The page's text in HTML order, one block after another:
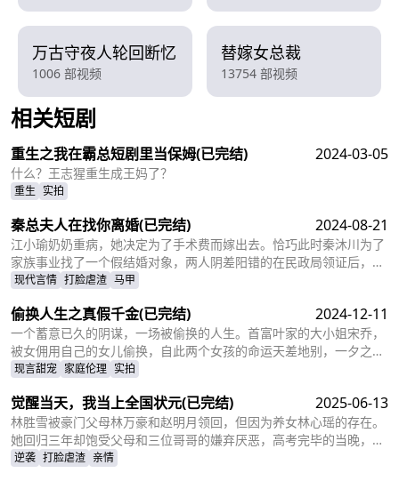
万古守夜人轮回断忆
1006 部视频
替嫁女总裁
13754 部视频
相关短剧
重生之我在霸总短剧里当保姆(已完结) 2024-03-05
什么？王志猩重生成王妈了？
重生 实拍
秦总夫人在找你离婚(已完结) 2024-08-21
江小瑜奶奶重病，她决定为了手术费而嫁出去。恰巧此时秦沐川为了
家族事业找了一个假结婚对象，两人阴差阳错的在民政局领证后，秦
沐川计划一年后离婚并留下电话。一年后，江小瑜在秦沐川的公司面
现代言情 打脸虐渣 马甲
偷换人生之真假千金(已完结) 2024-12-11
一个蓄意已久的阴谋，一场被偷换的人生。首富叶家的大小姐宋乔，
被女佣用自己的女儿偷换，自此两个女孩的命运天差地别，一夕之间
本该是天之骄女的宋乔沦落为佣人女儿，从小备受折磨。而本该贫穷
现言甜宠 家庭伦理 实拍
觉醒当天，我当上全国状元(已完结) 2025-06-13
林胜雪被豪门父母林万豪和赵明月领回，但因为养女林心瑶的存在。
她回归三年却饱受父母和三位哥哥的嫌弃厌恶，高考完毕的当晚，更
是因为救出被林心瑶撞成植物人的傅芊芊，被亲生父母和三个哥哥联
逆袭 打脸虐渣 亲情